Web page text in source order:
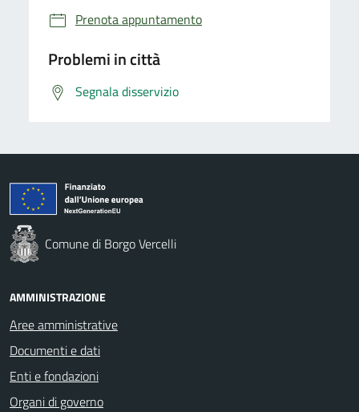
Prenota appuntamento
Problemi in città
Segnala disservizio
Comune di Borgo Vercelli
AMMINISTRAZIONE
Aree amministrative
Documenti e dati
Enti e fondazioni
Organi di governo